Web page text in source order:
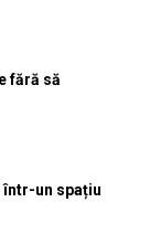
fără să
într-un spațiu